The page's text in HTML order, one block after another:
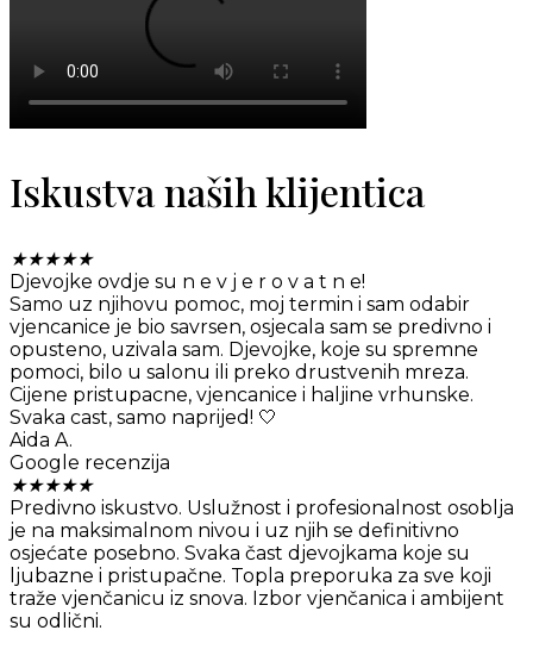
Iskustva naših klijentica
★★★★★
Djevojke ovdje su n e v j e r o v a t n e!
Samo uz njihovu pomoc, moj termin i sam odabir
vjencanice je bio savrsen, osjecala sam se predivno i
opusteno, uzivala sam. Djevojke, koje su spremne
pomoci, bilo u salonu ili preko drustvenih mreza.
Cijene pristupacne, vjencanice i haljine vrhunske.
Svaka cast, samo naprijed! 🤍
Aida A.
Google recenzija
★★★★★
Predivno iskustvo. Uslužnost i profesionalnost osoblja
je na maksimalnom nivou i uz njih se definitivno
osjećate posebno. Svaka čast djevojkama koje su
ljubazne i pristupačne. Topla preporuka za sve koji
traže vjenčanicu iz snova. Izbor vjenčanica i ambijent
su odlični.